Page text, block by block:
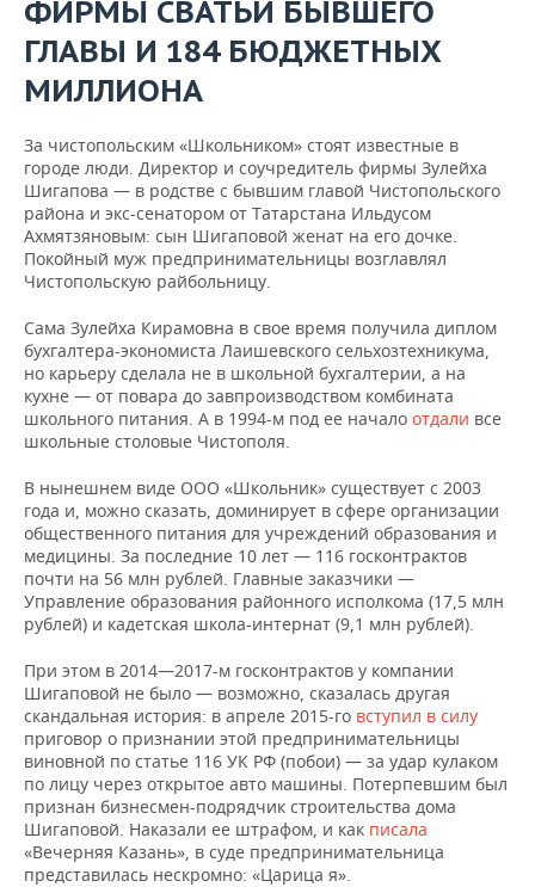
ФИРМЫ СВАТЬИ БЫВШЕГО
ГЛАВЫ И 184 БЮДЖЕТНЫХ
МИЛЛИОНА
За чистопольским «Школьником» стоят известные в
городе люди. Директор и соучредитель фирмы Зулейха
Шигапова — в родстве с бывшим главой Чистопольского
района и экс-сенатором от Татарстана Ильдусом
Ахмятзяновым: сын Шигаповой женат на его дочке.
Покойный муж предпринимательницы возглавлял
Чистопольскую райбольницу.
Сама Зулейха Кирамовна в свое время получила диплом
бухгалтера-экономиста Лаишевского сельхозтехникума,
но карьеру сделала не в школьной бухгалтерии, а на
кухне — от повара до завпроизводством комбината
школьного питания. А в 1994-м под ее начало отдали все
школьные столовые Чистополя.
В нынешнем виде ООО «Школьник» существует с 2003
года и, можно сказать, доминирует в сфере организации
общественного питания для учреждений образования и
медицины. За последние 10 лет — 116 госконтрактов
почти на 56 млн рублей. Главные заказчики —
Управление образования районного исполкома (17,5 млн
рублей) и кадетская школа-интернат (9,1 млн рублей).
При этом в 2014—2017-м госконтрактов у компании
Шигаповой не было — возможно, сказалась другая
скандальная история: в апреле 2015-го вступил в силу
приговор о признании этой предпринимательницы
виновной по статье 116 УК РФ (побои) — за удар кулаком
по лицу через открытое авто машины. Потерпевшим был
признан бизнесмен-подрядчик строительства дома
Шигаповой. Наказали ее штрафом, и как писала
«Вечерняя Казань», в суде предпринимательница
представилась нескромно: «Царица я».